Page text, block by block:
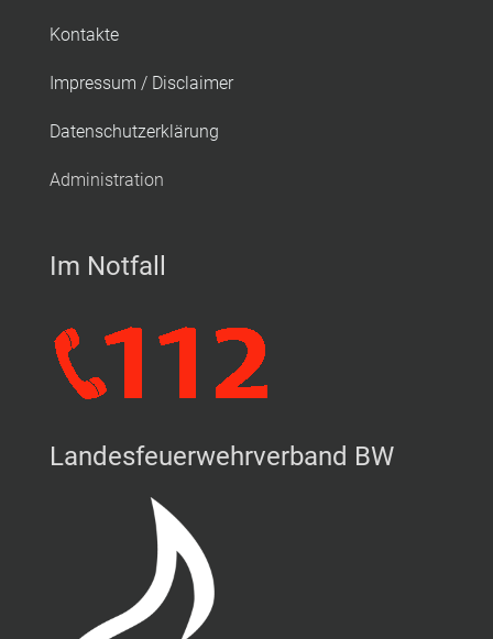
Kontakte
Impressum / Disclaimer
Datenschutzerklärung
Administration
Im Notfall
Landesfeuerwehrverband BW